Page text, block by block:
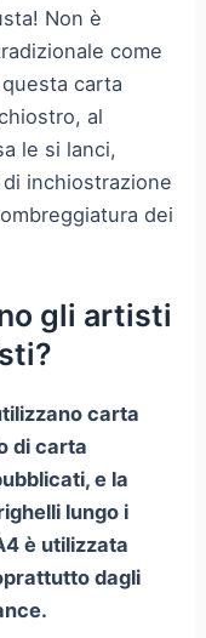
Non è
come
carta
al
le si lanci,
inchiostrazione
dei
gli artisti
carta
di carta
e la
lungo i
è utilizzata
dagli